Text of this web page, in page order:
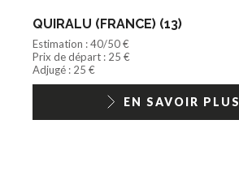
QUIRALU (FRANCE) (13)
Estimation : 40/50 €
Prix de départ : 25 €
Adjugé : 25 €
EN SAVOIR PLUS